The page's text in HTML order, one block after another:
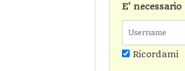
E'
Ricordami